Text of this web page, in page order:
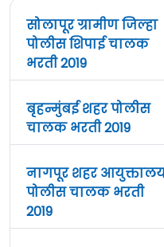
सोलापूर ग्रामीण जिल्हा
पोलीस शिपाई चालक
भरती 2019
बृहन्मुंबई शहर पोलीस
चालक भरती 2019
नागपूर शहर
पोलीस चालक भरती
2019